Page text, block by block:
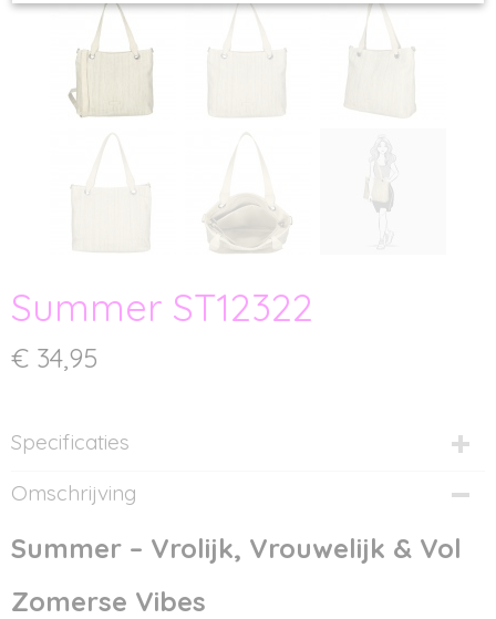
Summer ST12322
€ 34,95
Specificaties
Productcode
ST12322
36 x 13 x 32 cm
Omschrijving
Summer – Vrolijk, Vrouwelijk & Vol
Zomerse Vibes